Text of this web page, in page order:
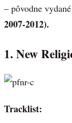
– pôvodne
2007-2012).
1. New
Tracklist: